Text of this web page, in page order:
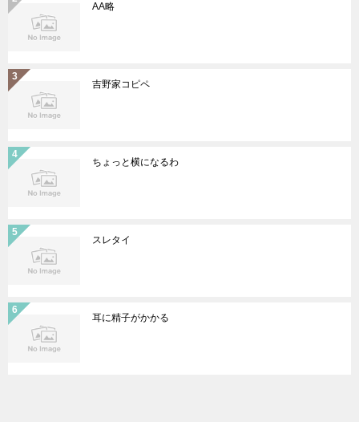
AA略
吉野家コピペ
ちょっと横になるわ
スレタイ
耳に精子がかかる